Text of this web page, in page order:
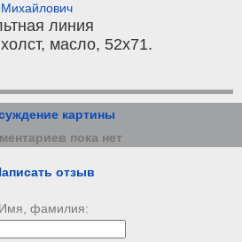
линия
холст, масло, 52x71.
картины
пока нет
отзыв
Имя, фамилия: